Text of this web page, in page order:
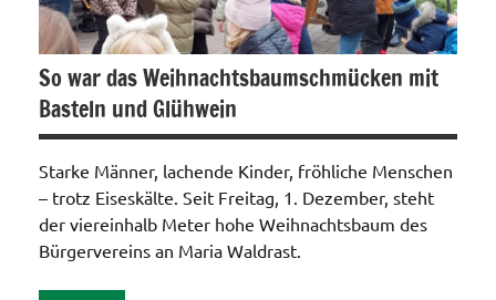
So war das Weihnachtsbaumschmücken mit
Basteln und Glühwein
Starke Männer, lachende Kinder, fröhliche Menschen
– trotz Eiseskälte. Seit Freitag, 1. Dezember, steht
der viereinhalb Meter hohe Weihnachtsbaum des
Bürgervereins an Maria Waldrast.